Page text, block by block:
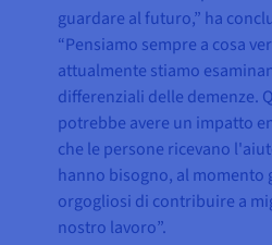
guardare al futuro,” ha
“Pensiamo sempre a cosa
attualmente stiamo
differenziali delle demenze.
potrebbe avere un impatto
che le persone ricevano
hanno bisogno, al momento
orgogliosi di contribuire a
nostro lavoro”.